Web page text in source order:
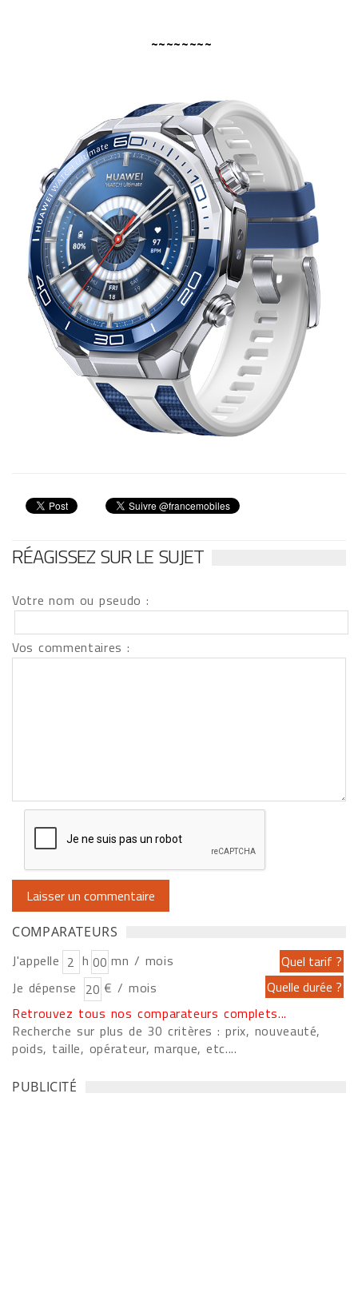
~~~~~~~~
RÉAGISSEZ SUR LE SUJET
Votre nom ou pseudo :
Vos commentaires :
COMPARATEURS
J'appelle h
mn / mois
Je dépense
€ / mois
Retrouvez tous nos comparateurs complets...
Recherche sur plus de 30 critères : prix, nouveauté,
poids, taille, opérateur, marque, etc....
PUBLICITÉ